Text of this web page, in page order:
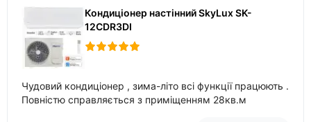
Кондиціонер настінний SkyLux SK-
12CDR3DI
Чудовий кондиціонер , зима-літо всі функції працюють .
Повністю справляється з приміщенням 28кв.м